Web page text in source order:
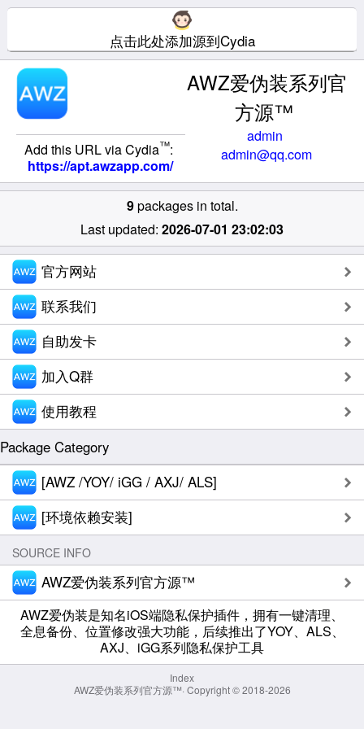
点击此处添加源到Cydia
AWZ爱伪装系列官
方源™
admin
admin@qq.com
Add this URL via Cydia™:
https://apt.awzapp.com/
9packages in total.
Last updated: 2026-07-01 23:02:03
官方网站
联系我们
自助发卡
加入Q群
使用教程
Package Category
[AWZ /YOY/ iGG / AXJ/ ALS]
[环境依赖安装]
SOURCE INFO
AWZ爱伪装系列官方源™
AWZ爱伪装是知名iOS端隐私保护插件，拥有一键清理、
全息备份、位置修改强大功能，后续推出了YOY、ALS、
AXJ、iGG系列隐私保护工具
Index
AWZ爱伪装系列官方源™· Copyright © 2018-2026